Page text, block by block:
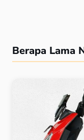
Berapa Lama